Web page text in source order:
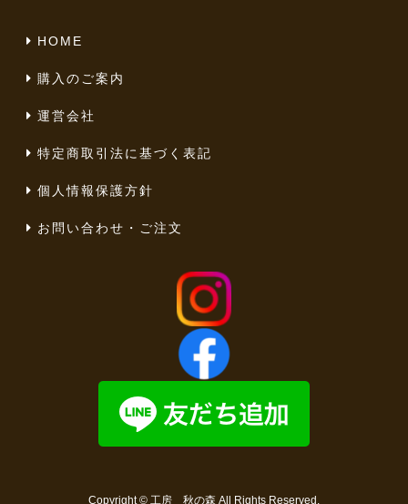
HOME
購入のご案内
運営会社
特定商取引法に基づく表記
個人情報保護方針
お問い合わせ・ご注文
Copyright © 工房 秋の森 All Rights Reserved.